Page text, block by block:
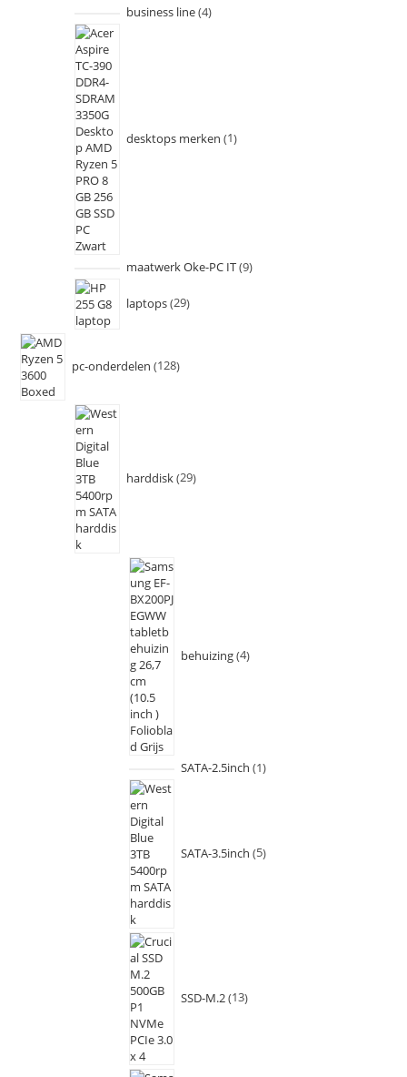
business line 4
desktops merken 1
maatwerk Oke-PC IT 9
laptops 29
pc-onderdelen 128
harddisk 29
behuizing 4
SATA-2.5inch 1
SATA-3.5inch 5
SSD-M.2 13